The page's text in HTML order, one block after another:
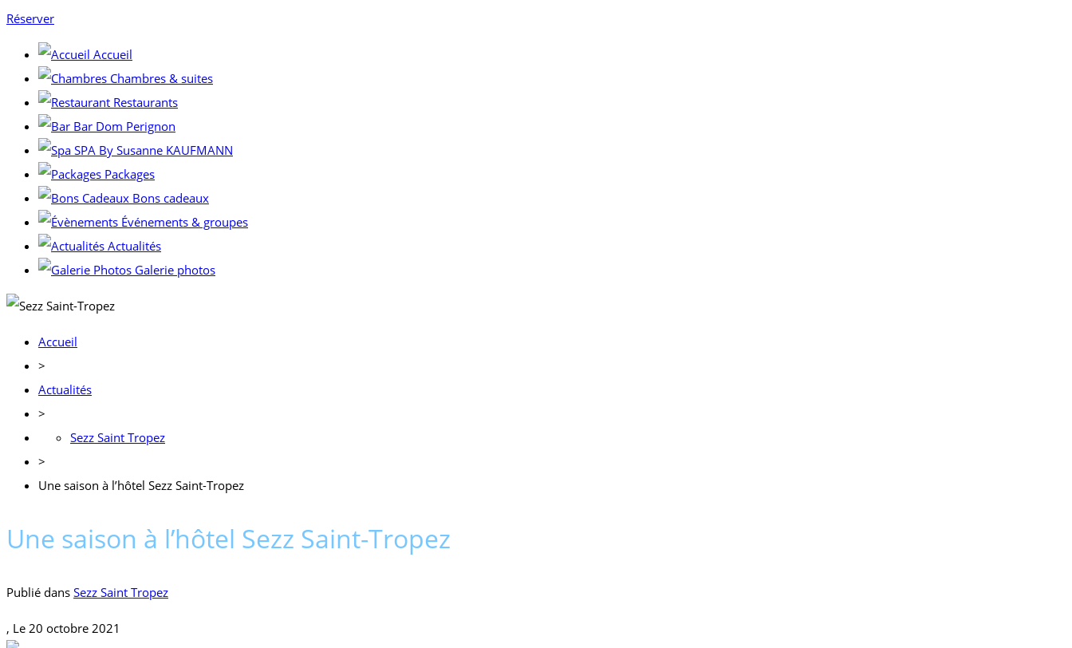
Réserver
Accueil
Chambres & suites
Restaurants
Bar Dom Perignon
SPA By Susanne KAUFMANN
Packages
Bons cadeaux
Événements & groupes
Actualités
Galerie photos
Accueil
>
Actualités
>
Sezz Saint Tropez
>
Une saison à l’hôtel Sezz Saint-Tropez
Une saison à l’hôtel Sezz Saint-Tropez
Publié dans Sezz Saint Tropez
, Le 20 octobre 2021